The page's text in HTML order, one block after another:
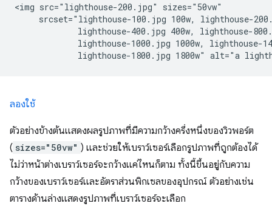
<img src="lighthouse-200.jpg" sizes="50vw"
srcset="lighthouse-100.jpg 100w, lighthouse-
lighthouse-400.jpg 400w, lighthouse-
lighthouse-1000.jpg 1000w, lighthouse-
ลองใช้
ตัวอย่างข้างต้นแสดงผลรูปภาพที่มีความกว้างครึ่งหนึ่งของวิวพอร์ต
( sizes="50vw" ) และช่วยให้เบราว์เซอร์เลือกรูปภาพที่ถูกต้องได้
ไม่ว่าหน้าต่างเบราว์เซอร์จะกว้างแค่ไหนก็ตาม ทั้งนี้ขึ้นอยู่กับความ
กว้างของเบราว์เซอร์และอัตราส่วนพิกเซลของอุปกรณ์ ตัวอย่างเช่น
ตารางด้านล่างแสดงรูปภาพที่เบราว์เซอร์จะเลือก